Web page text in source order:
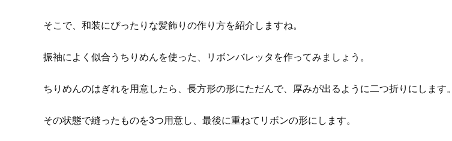
そこで、和装にぴったりな髪飾りの作り方を紹介しますね。
振袖によく似合うちりめんを使った、リボンバレッタを作ってみましょう。
ちりめんのはぎれを用意したら、長方形の形にただんで、厚みが出るように二つ折りにします。
その状態で縫ったものを3つ用意し、最後に重ねてリボンの形にします。